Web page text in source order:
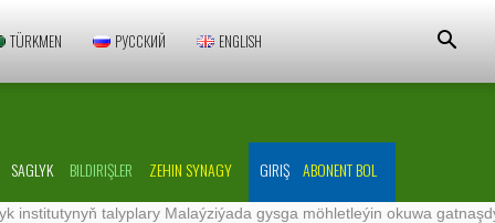
TÜRKMEN РУССКИЙ ENGLISH
SAGLYK BILDIRIŞLER ZEHIN SYNAGY GIRIŞ ABONENT BOL
institutynyň talyplary Malaýziýada gysga möhletleýin okuwa